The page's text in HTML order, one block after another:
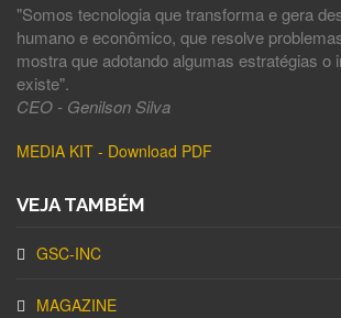
"Somos tecnologia que transforma e gera
humano e econômico, que resolve
mostra que adotando algumas estratégias o
existe".
CEO - Genilson Silva
MEDIA KIT - Download PDF
VEJA TAMBÉM
GSC-INC
MAGAZINE